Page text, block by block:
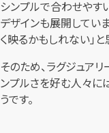
シンプルで合わせやす
デザインも展開してい
く映るかもしれない」
そのため、ラグジュア
ンプルさを好む人々に
うです。